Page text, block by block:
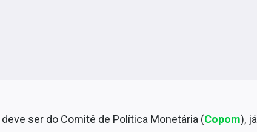
ser do Comitê de Política Monetária (Copom), já